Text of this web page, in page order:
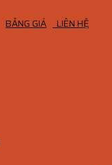
BẢNG GIÁ LIÊN HỆ